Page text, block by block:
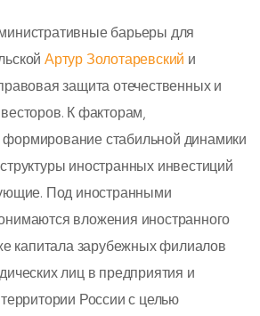
барьеры для
Артур Золотаревский и
защита отечественных и
К факторам,
стабильной динамики
иностранных инвестиций
Под иностранными
вложения иностранного
капитала зарубежных филиалов
лиц в предприятия и
России с целью